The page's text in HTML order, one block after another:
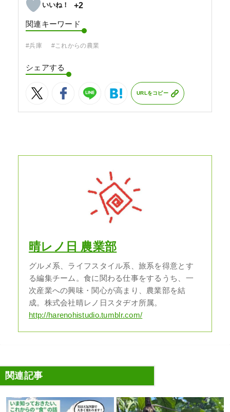
+2
関連キーワード
#兵庫 #これからの農業
シェアする
URLをコピー
晴レノ日 農業部
グルメ系、ライフスタイル系、旅系を得意とす
る編集チーム。食に関わる仕事をするうち、一
次産業への興味・関心が高まり、農業部を結
成。株式会社晴レノ日スタヂオ所属。
http://harenohistudio.tumblr.com/
関連記事